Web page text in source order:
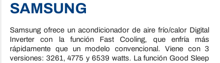
SAMSUNG
Samsung ofrece un acondicionador de aire frío/calor Digital
Inverter con la función Fast Cooling, que enfría más
rápidamente que un modelo convencional. Viene con 3
versiones: 3261, 4775 y 6539 watts. La función Good Sleep